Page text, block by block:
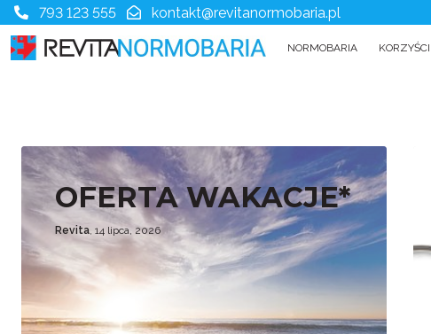
793 123 555 kontakt@revitanormobaria.pl
NORMOBARIA KORZYŚCI
OFERTA WAKACJE*
Revita, 14 lipca, 2026